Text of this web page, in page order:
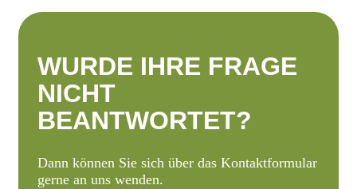
WURDE IHRE FRAGE
NICHT
BEANTWORTET?
Dann können Sie sich über das Kontaktformular
gerne an uns wenden.